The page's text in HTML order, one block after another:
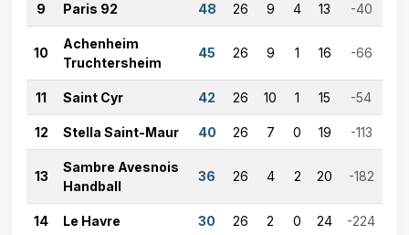
9 Paris 92 48 26 9 4 13 -40
10
Achenheim
Truchtersheim
45 26 9 1 16 -66
11 Saint Cyr 42 26 10 1 15 -54
12 Stella Saint-Maur 40 26 7 0 19 -113
13
Sambre Avesnois
Handball
36 26 4 2 20 -182
14 Le Havre 30 26 2 0 24 -224